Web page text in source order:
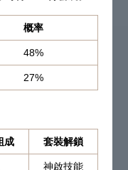
概率
48%
27%
成 套裝解鎖
神啟技能